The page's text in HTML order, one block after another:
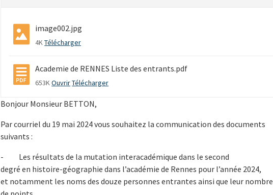
image002.jpg
4KTélécharger
Academie de RENNES Liste des entrants.pdf
653KOuvrirTélécharger
Bonjour Monsieur BETTON,
Par courriel du 19 mai 2024 vous souhaitez la communication des documents
suivants :
- Les résultats de la mutation interacadémique dans le second
degré en histoire-géographie dans l’académie de Rennes pour l’année 2024,
et notamment les noms des douze personnes entrantes ainsi que leur nombre